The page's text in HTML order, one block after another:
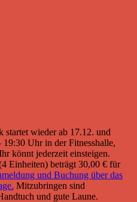
wieder ab 17.12. und
Uhr in der Fitnesshalle,
könnt jederzeit einsteigen.
Einheiten) beträgt 30,00 € für
und Buchung über das
Mitzubringen sind
und gute Laune.